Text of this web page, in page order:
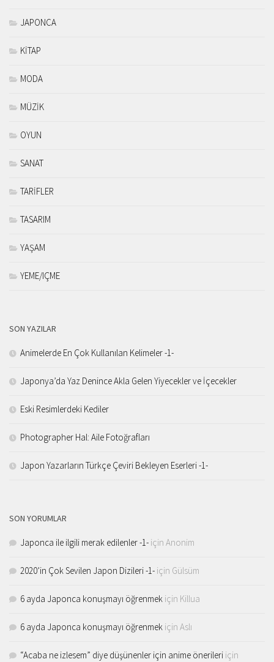
JAPONCA
KİTAP
MODA
MÜZİK
OYUN
SANAT
TARİFLER
TASARIM
YAŞAM
YEME/IÇME
SON YAZILAR
Animelerde En Çok Kullanılan Kelimeler -1-
Japonya’da Yaz Denince Akla Gelen Yiyecekler ve İçecekler
Eski Resimlerdeki Kediler
Photographer Hal: Aile Fotoğrafları
Japon Yazarların Türkçe Çeviri Bekleyen Eserleri -1-
SON YORUMLAR
Japonca ile ilgili merak edilenler -1- için Anonim
2020’in Çok Sevilen Japon Dizileri -1- için Gülsüm
6 ayda Japonca konuşmayı öğrenmek için Killua
6 ayda Japonca konuşmayı öğrenmek için Aslı
“Acaba ne izlesem” diye düşünenler için anime önerileri için